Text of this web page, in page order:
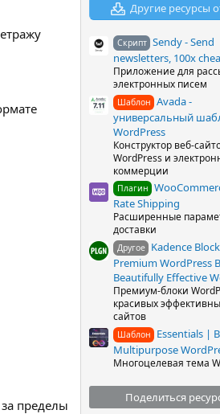
пределы
д
Другие ресурсы
Скрипт Sendy - Send
newsletters, 100x
Приложение для
электронных писем
Шаблон Avada -
универсальный
WordPress
Конструктор веб-
WordPress и
коммерции
Плагин
Rate Shipping
Расширенные
доставки
Другое Kadence
Premium WordPress
Beautifully Effective
Премиум-блоки
красивых
сайтов
Шаблон
Essentials |
Multipurpose
Многоцелевая тема
Поделиться